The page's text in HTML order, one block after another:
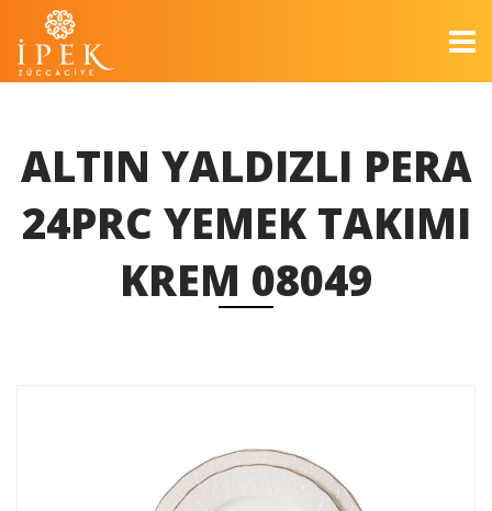
ALTIN YALDIZLI PERA
24PRC YEMEK TAKIMI
KREM 08049